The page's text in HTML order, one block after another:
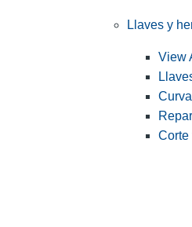
Llaves y
View
Corte